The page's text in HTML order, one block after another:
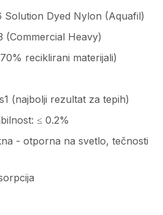
Solution Dyed Nylon (Aquafil)
(Commercial Heavy)
reciklirani materijali)
(najbolji rezultat za tepih)
≤ 0.2%
- otporna na svetlo, tečnosti